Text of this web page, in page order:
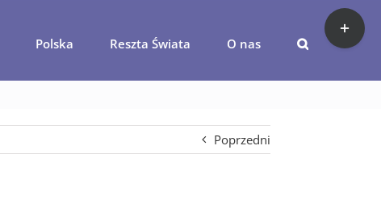
Polska Reszta Świata O nas
Poprzedni
Toggle
Sliding
Bar